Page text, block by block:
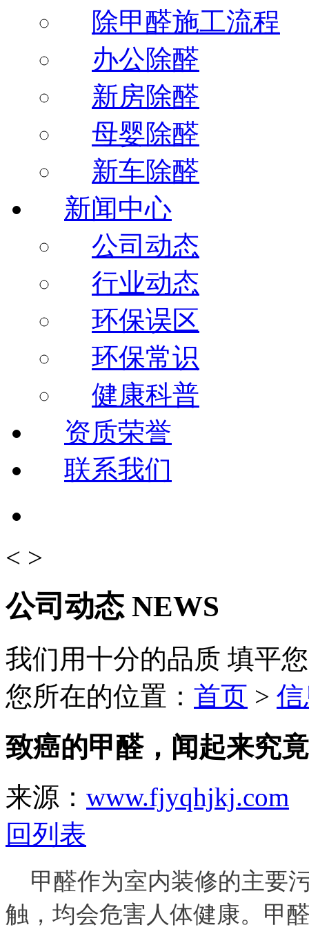
除甲醛施工流程
办公除醛
新房除醛
母婴除醛
新车除醛
新闻中心
公司动态
行业动态
环保误区
环保常识
健康科普
资质荣誉
联系我们
< >
公司动态 NEWS
我们用十分的品质 填平
您所在的位置： 首页 >
致癌的甲醛，闻起来究
来源： www.fjyqhjkj.com
回列表
甲醛作为室内装修的主要
触，均会危害人体健康。甲